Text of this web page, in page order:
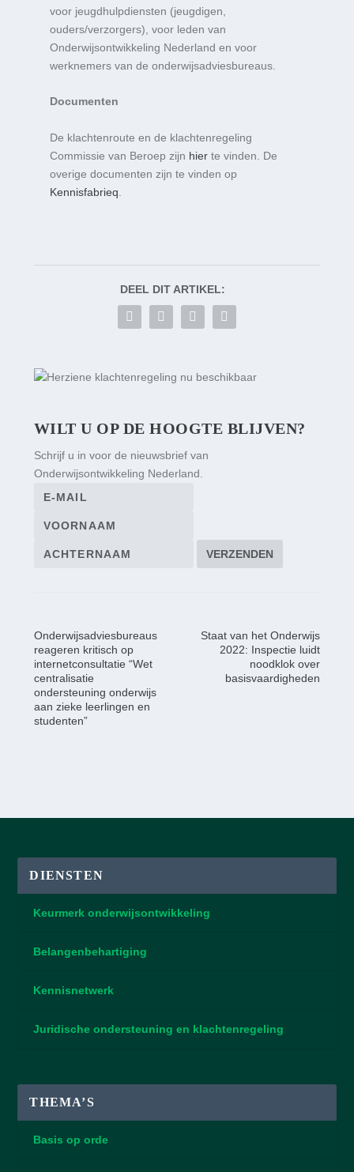
voor jeugdhulpdiensten (jeugdigen,
ouders/verzorgers), voor leden van
Onderwijsontwikkeling Nederland en voor
werknemers van de onderwijsadviesbureaus.
Documenten
De klachtenroute en de klachtenregeling
Commissie van Beroep zijn hierte vinden. De
overige documenten zijn te vinden op
Kennisfabrieq
DEEL DIT ARTIKEL:
WILT U OP DE HOOGTE BLIJVEN?
Schrijf u in voor de nieuwsbrief van
Onderwijsontwikkeling Nederland.
Onderwijsadviesbureaus
reageren kritisch op
internetconsultatie “Wet
centralisatie
ondersteuning onderwijs
aan zieke leerlingen en
studenten”
Staat van het Onderwijs
2022: Inspectie luidt
noodklok over
basisvaardigheden
DIENSTEN
Keurmerk onderwijsontwikkeling
Belangenbehartiging
Kennisnetwerk
Juridische ondersteuning en klachtenregeling
THEMA’S
Basis op orde